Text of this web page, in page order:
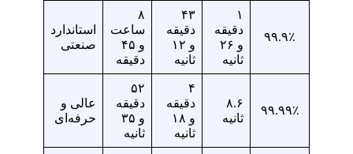
۹۹.۹٪
۱
دقیقه
و ۲۶
ثانیه
۴۳
دقیقه
و ۱۲
ثانیه
۸
ساعت
و ۴۵
دقیقه
استاندارد
صنعتی
۹۹.۹۹٪
۸.۶
ثانیه
۴
دقیقه
و ۱۸
ثانیه
۵۲
دقیقه
و ۳۵
ثانیه
عالی و
حرفه‌ای